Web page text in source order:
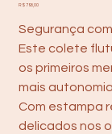
Preço
R$ 798,00
Segurança
Este colete
os primeiros
mais
Com estampa
delicados nos